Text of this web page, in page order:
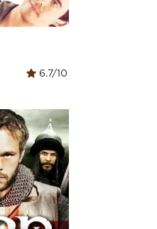
6.7/10